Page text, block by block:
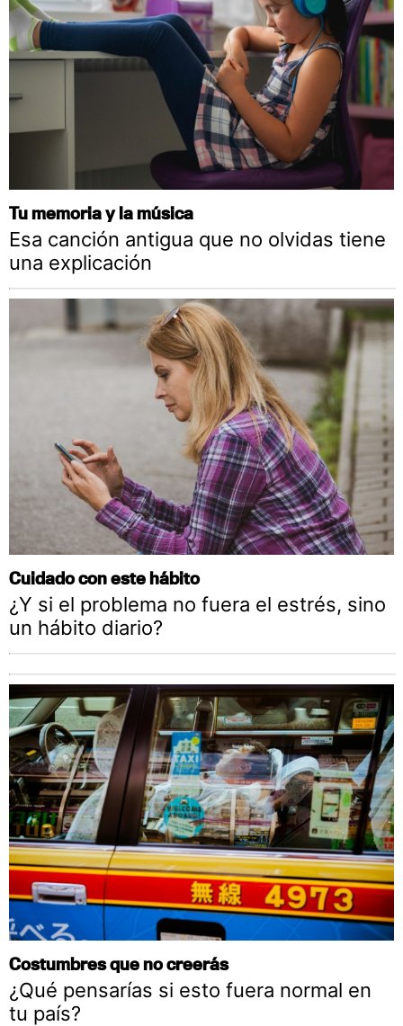
Tu memoria y la música
Esa canción antigua que no olvidas tiene
una explicación
Cuidado con este hábito
¿Y si el problema no fuera el estrés, sino
un hábito diario?
Costumbres que no creerás
¿Qué pensarías si esto fuera normal en
tu país?